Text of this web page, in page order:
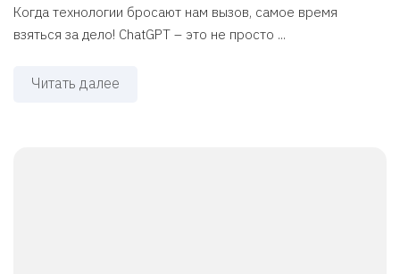
Когда технологии бросают нам вызов, самое время
взяться за дело! ChatGPT – это не просто ...
Читать далее